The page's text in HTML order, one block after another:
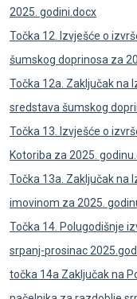
2025. godini.docx
Točka 12. Izvješće o
šumskog doprinosa za
Točka 12a. Zaključak na
sredstava šumskog
Točka 13. Izvješće o
Kotoriba za 2025.
Točka 13a. Zaključak na
imovinom za 2025.
Točka 14. Polugodišnje
srpanj-prosinac
točka 14a Zaključak na